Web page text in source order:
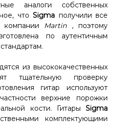
аналоги собственных
что Sigma получили все
компании Martin, поэтому
​​по аутентичным
из высококачественных
тщательную проверку
гитар используют
верхние порожки
кости. Гитары Sigma
комплектующими